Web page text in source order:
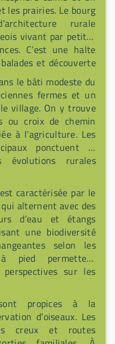
les prairies. Le bourg
rurale
vivant par petites
C’est une halte
et découverte
le bâti modeste du
fermes et un
village. On y trouve
ou croix de chemin
à l’agriculture. Les
ponctuent la
rurales
caractérisée par le
alternent avec des
d’eau et étangs
une biodiversité
selon les
pied permettent
sur les
propices à la
d’oiseaux. Les
creux et routes